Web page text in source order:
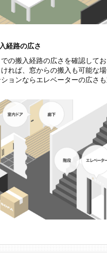
経路の広さ
の搬入経路の広さを確認して
れば、窓からの搬入も可能な
ョンならエレベーターの広さ